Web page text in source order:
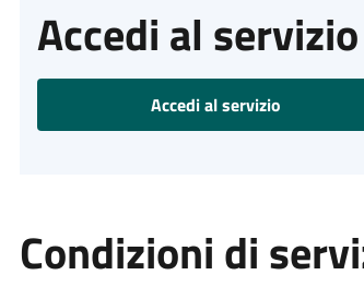
Accedi al servizio
Accedi al servizio
Condizioni di